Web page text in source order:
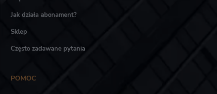
Jak działa abonament?
Sklep
Często zadawane pytania
POMOC